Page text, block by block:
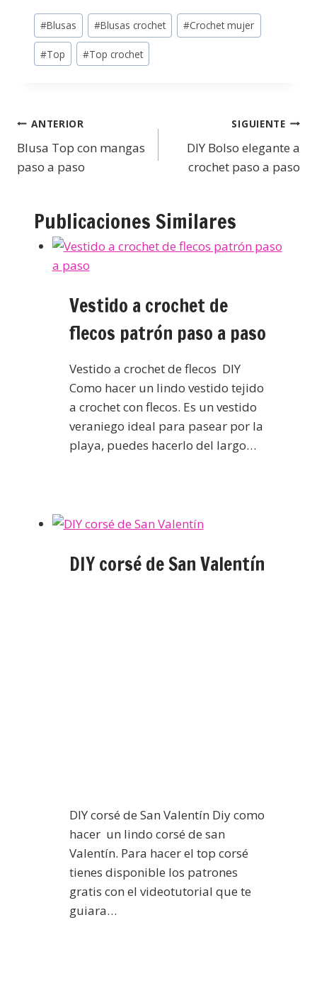
#Blusas #Blusas crochet #Crochet mujer
#Top #Top crochet
ANTERIOR
Blusa Top con mangas
paso a paso
SIGUIENTE
DIY Bolso elegante a
crochet paso a paso
Publicaciones Similares
Vestido a crochet de
flecos patrón paso a paso
Vestido a crochet de flecos DIY
Como hacer un lindo vestido tejido
a crochet con flecos. Es un vestido
veraniego ideal para pasear por la
playa, puedes hacerlo del largo…
DIY corsé de San Valentín
DIY corsé de San Valentín Diy como
hacer un lindo corsé de san
Valentín. Para hacer el top corsé
tienes disponible los patrones
gratis con el videotutorial que te
guiara…